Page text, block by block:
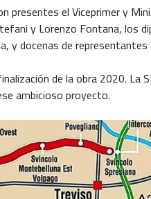
presentes el Viceprimer y
y Lorenzo Fontana, los
y docenas de
de la obra 2020. La
ambicioso proyecto.